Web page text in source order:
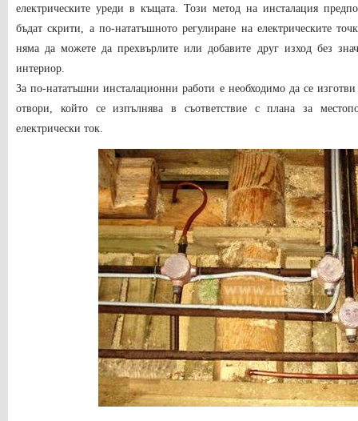
електрическите уреди в къщата. Този метод на инсталация
бъдат скрити, а по-нататъшното регулиране на електрическите
няма да можете да прехвърлите или добавите друг изход без
интериор.
За по-нататъшни инсталационни работи е необходимо да се
отвори, който се изпълнява в съответствие с плана за
електрически ток.